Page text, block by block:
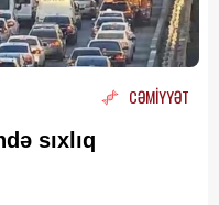
CƏMİYYƏT
sıxlıq